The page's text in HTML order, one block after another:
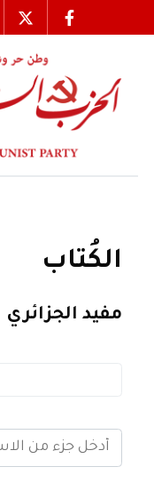
الكُتاب
مفيد الجزائري
أدخل جزء من الاسم